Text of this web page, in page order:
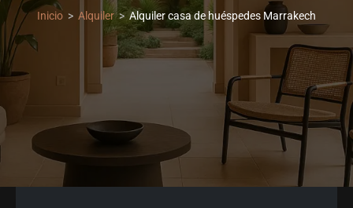
Inicio Alquiler Alquiler casa de huéspedes Marrakech